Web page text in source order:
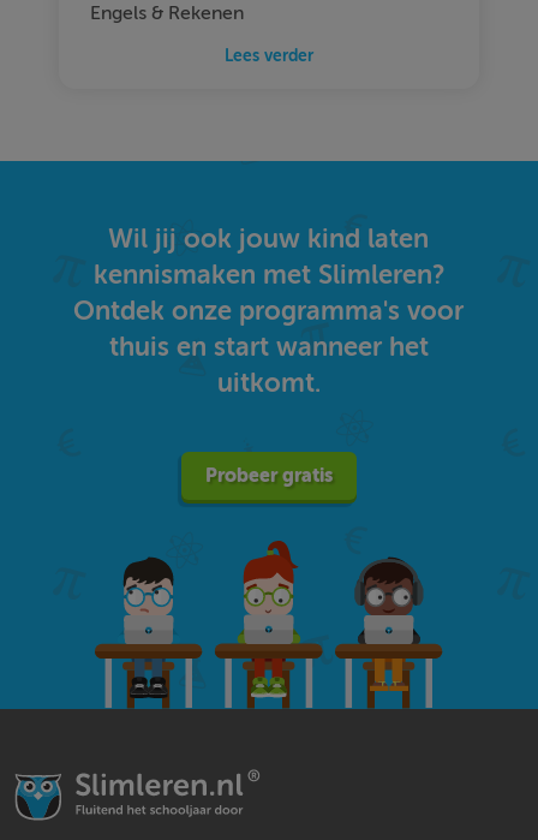
Engels & Rekenen
Lees verder
Wil jij ook jouw kind laten
kennismaken met Slimleren?
Ontdek onze programma's voor
thuis en start wanneer het
uitkomt.
Probeer gratis